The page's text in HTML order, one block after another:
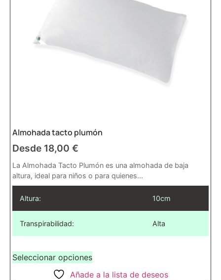
Almohada tacto plumón
Desde 18,00 €
La Almohada Tacto Plumón es una almohada de baja
altura, ideal para niños o para quienes...
Altura: 10cm
Transpirabilidad: Alta
Seleccionar opciones
Añade a la lista de deseos